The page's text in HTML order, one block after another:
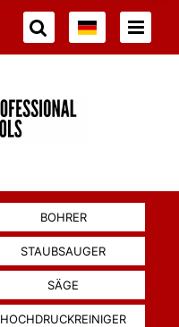
BOHRER
STAUBSAUGER
SÄGE
HOCHDRUCKREINIGER